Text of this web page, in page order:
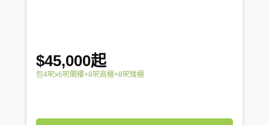
$45,000起
包4呎x6呎閣樓+8呎高櫃+8呎矮櫃